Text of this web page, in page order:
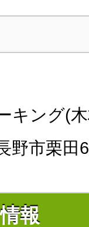
キング(
野市栗田
報